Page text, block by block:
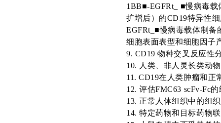
1BB■-EGFRt_ ■慢病毒载
扩增后）的CD19特异性
EGFRt_ ■慢病毒载体制备
细胞表面表型和细胞因子
9. CD19 物种交叉反应性
1 0. 人类、非人灵长类动
11.CD19在人类肿瘤和正
1 2. 评估FMC63 scFv-Fc的
1 3. 正常人体组织中的组
1 4. 特定药物和目标药物